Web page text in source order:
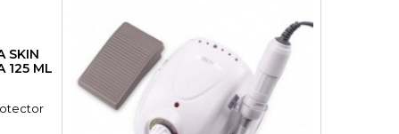
SKIN
125 ML